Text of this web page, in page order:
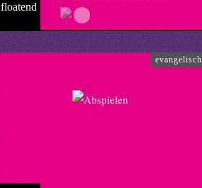
floatend
evangelisch